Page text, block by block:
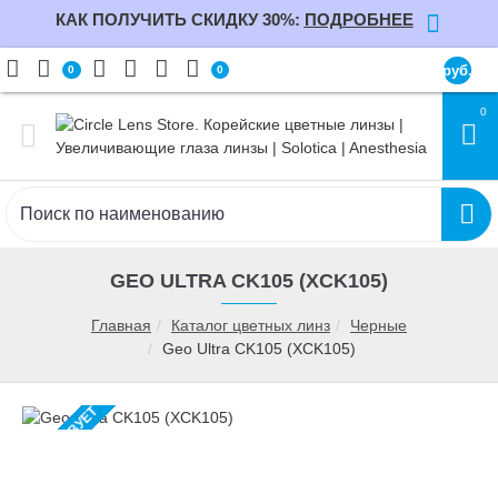
КАК ПОЛУЧИТЬ СКИДКУ 30%: ПОДРОБНЕЕ
0 0 руб.
0
Главная Каталог цветных линз
Черные
Geo Ultra CK105 (XCK105)
GEO ULTRA CK105 (XCK105)
ОТСУТСТВУЕТ